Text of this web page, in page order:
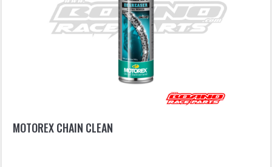
MOTOREX CHAIN CLEAN